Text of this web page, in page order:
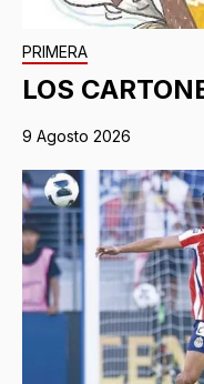
PRIMERA
LOS
9 Agosto 2026